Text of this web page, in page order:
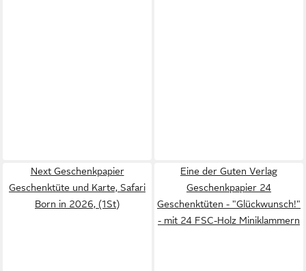
Next Geschenkpapier
Geschenktüte und Karte, Safari
Born in 2026, (1St)
Eine der Guten Verlag
Geschenkpapier 24
Geschenktüten - "Glückwunsch!"
- mit 24 FSC-Holz Miniklammern